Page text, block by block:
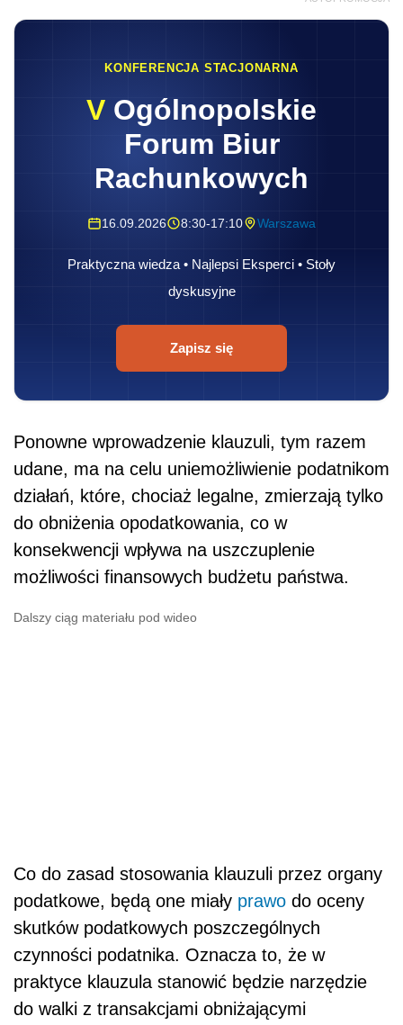
KONFERENCJA STACJONARNA
V Ogólnopolskie
Forum Biur
Rachunkowych
16.09.2026 8:30-17:10 Warszawa
Praktyczna wiedza • Najlepsi Eksperci • Stoły
dyskusyjne
Zapisz się
Ponowne wprowadzenie klauzuli, tym razem
udane, ma na celu uniemożliwienie podatnikom
działań, które, chociaż legalne, zmierzają tylko
do obniżenia opodatkowania, co w
konsekwencji wpływa na uszczuplenie
możliwości finansowych budżetu państwa.
Dalszy ciąg materiału pod wideo
Co do zasad stosowania klauzuli przez organy
podatkowe, będą one miały prawo do oceny
skutków podatkowych poszczególnych
czynności podatnika. Oznacza to, że w
praktyce klauzula stanowić będzie narzędzie
do walki z transakcjami obniżającymi